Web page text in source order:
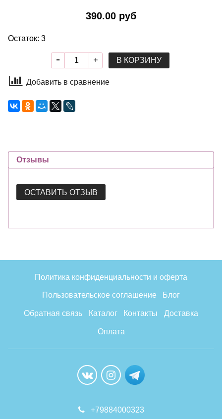
390.00 руб
Остаток: 3
В КОРЗИНУ
Добавить в сравнение
Отзывы
ОСТАВИТЬ ОТЗЫВ
Политика конфиденциальности и оферта
Пользовательское соглашение Блог
Обратная связь Каталог Контакты Доставка
Оплата
+79884000323